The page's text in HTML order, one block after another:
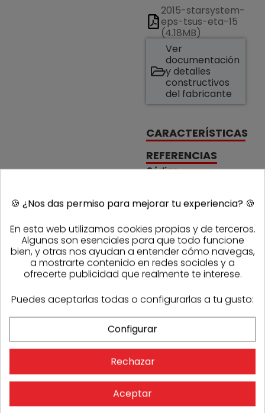
2015-starsystem-
eps-tsus-eta-15
(4.18MB)
Ver
documentación
y detalles
constructivos
del fabricante
CARACTERÍSTICAS
REFERENCIAS
Código
fabricante
PRODUCTOS DE LA MISMA CATEGORÍA
OPINIONES
No hay comentarios
🍪 ¿Nos das permiso para mejorar tu experiencia? 🍪
En esta web utilizamos cookies propias y de terceros.
Algunas son esenciales para que todo funcione
bien, y otras nos ayudan a entender cómo navegas,
a mostrarte contenido en redes sociales y a
ofrecerte publicidad que realmente te interese.
Puedes aceptarlas todas o configurarlas a tu gusto:
Configurar
Rechazar
Aceptar